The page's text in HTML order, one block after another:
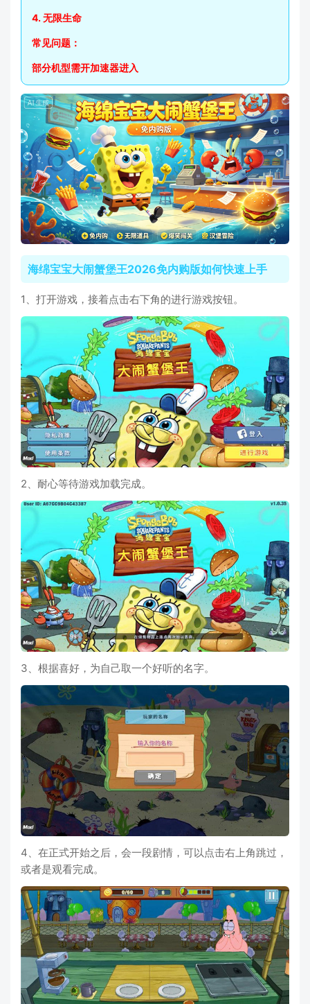
4. 无限生命
常见问题：
部分机型需开加速器进入
海绵宝宝大闹蟹堡王2026免内购版如何快速上手
1、打开游戏，接着点击右下角的进行游戏按钮。
2、耐心等待游戏加载完成。
3、根据喜好，为自己取一个好听的名字。
4、在正式开始之后，会一段剧情，可以点击右上角跳过，
或者是观看完成。